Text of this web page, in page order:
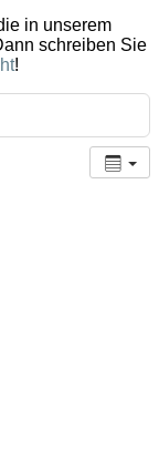
in unserem
schreiben Sie
!